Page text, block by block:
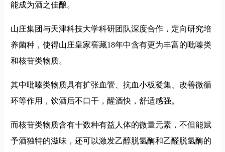
能成为酒之佳酿。
山庄集团与天津科技大学科研团队深度合作，定向研究培
养菌种，使得山庄皇家窖藏18年中含有更为丰富的吡嗪类
和核苷类物质。
其中吡嗪类物质具有扩张血管、抗血小板凝集、改善微循
环等作用，饮酒后不口干，醒酒快，舒适感强。
而核苷类物质含有十数种有益人体的微量元素，不但能赋
予酒独特的滋味，还可以激发乙醇脱氢酶和乙醛脱氢酶的